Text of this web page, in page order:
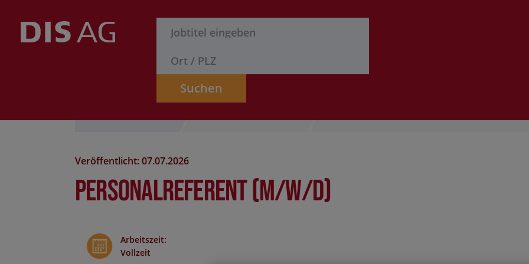
Suchen
Veröffentlicht: 07.07.2026
Personalreferent (m/w/d)
Arbeitszeit:
Vollzeit